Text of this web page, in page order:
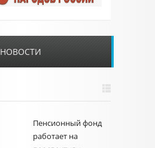
НОВОСТИ
Пенсионный фонд
работает на